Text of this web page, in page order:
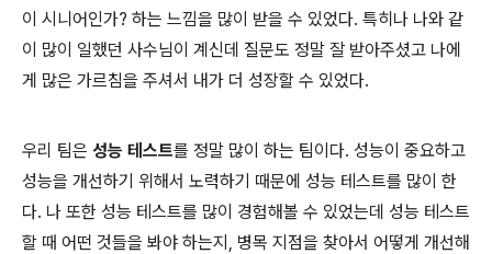
이 시니어인가? 하는 느낌을 많이 받을 수 있었다. 특히나 나와 같
이 많이 일했던 사수님이 계신데 질문도 정말 잘 받아주셨고 나에
게 많은 가르침을 주셔서 내가 더 성장할 수 있었다.
우리 팀은 성능 테스트를 정말 많이 하는 팀이다. 성능이 중요하고
성능을 개선하기 위해서 노력하기 때문에 성능 테스트를 많이 한
다. 나 또한 성능 테스트를 많이 경험해볼 수 있었는데 성능 테스트
할 때 어떤 것들을 봐야 하는지, 병목 지점을 찾아서 어떻게 개선해